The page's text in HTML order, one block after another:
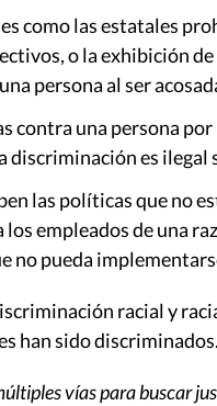
como las estatales
o la exhibición
persona al ser
contra una persona
es ilegal
las políticas que no
empleados de una
no pueda
racial y
han sido discriminados.
vías para buscar